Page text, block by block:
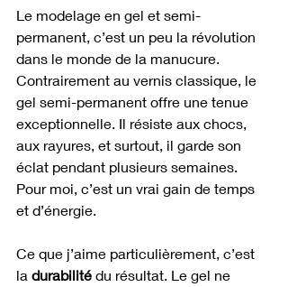
Le modelage en gel et semi-
permanent, c’est un peu la révolution
dans le monde de la manucure.
Contrairement au vernis classique, le
gel semi-permanent offre une tenue
exceptionnelle. Il résiste aux chocs,
aux rayures, et surtout, il garde son
éclat pendant plusieurs semaines.
Pour moi, c’est un vrai gain de temps
et d’énergie.
Ce que j’aime particulièrement, c’est
la durabilité du résultat. Le gel ne